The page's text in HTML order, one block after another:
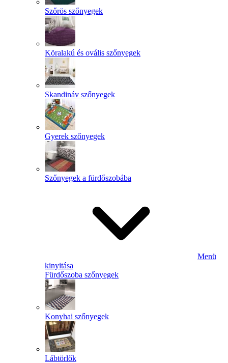
Szőrös szőnyegek
Köralakú és ovális szőnyegek
Skandináv szőnyegek
Gyerek szőnyegek
Szőnyegek a fürdőszobába
Menü
kinyitása
Fürdőszoba szőnyegek
Konyhai szőnyegek
Lábtörlők